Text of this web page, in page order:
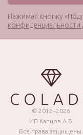
Нажимая кнопку
конфиденциальности
© 2012–2026
ИП Капцов А.Б.
Все права защищены.